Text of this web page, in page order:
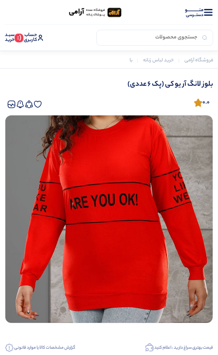
منــــــــــــو
دستــرسی
حساب
کاربری (: سبـد
خرید
فروشگاه آرامی خرید لباس زنانه بلوز زنانه
بلوز لانگ آر یو کی (پک 6 عددی)
0.0
قیمت بهتری سراغ دارید ، اعلام کنید گزارش مشخصات کالا یا موارد قانونی